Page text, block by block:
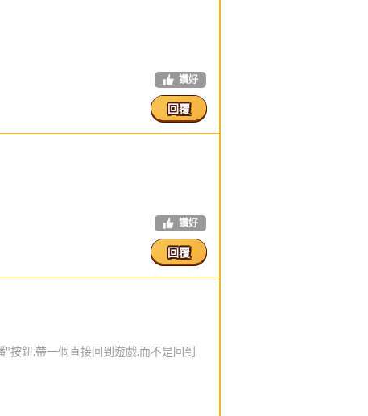
讚好
回覆
讚好
回覆
按鈕,帶一個直接回到遊戲,而不是回到